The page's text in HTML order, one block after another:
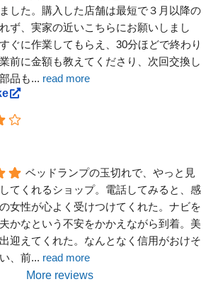
した。購入した店舗は最短で３月以降の
ず、実家の近いこちらにお願いしまし
ぐに作業してもらえ、30分ほどで終わり
前に金額も教えてくださり、次回交換し
品も... read more
ベッドランプの玉切れで、やっと見
てくれるショップ。電話してみると、感
女性が心よく受けつけてくれた。ナビを
かなという不安をかかえながら到着。美
迎えてくれた。なんとなく信用がおけそ
、前... read more
More reviews